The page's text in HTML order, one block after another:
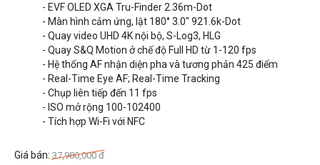
- EVF OLED XGA Tru-Finder 2.36m-Dot
- Màn hình cảm ứng, lật 180° 3.0" 921.6k-Dot
- Quay video UHD 4K nội bộ, S-Log3, HLG
- Quay S&Q Motion ở chế độ Full HD từ 1-120 fps
- Hệ thống AF nhận diện pha và tương phản 425 điểm
- Real-Time Eye AF; Real-Time Tracking
- Chụp liên tiếp đến 11 fps
- ISO mở rộng 100-102400
- Tích hợp Wi-Fi với NFC
Giá bán: 37,980,000 đ